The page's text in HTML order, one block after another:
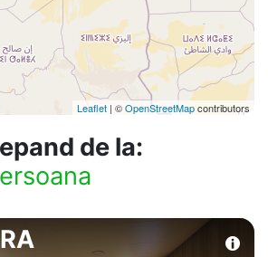
Leaflet | ©OpenStreetMapcontributors
de la: